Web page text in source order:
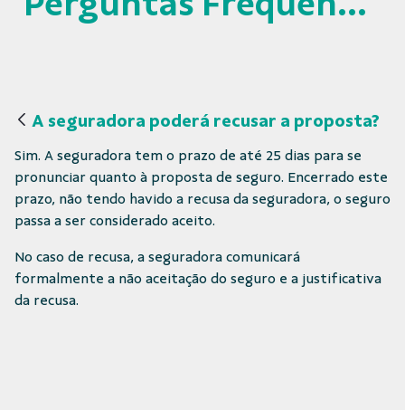
A seguradora poderá recusar a proposta?
Sim. A seguradora tem o prazo de até 25 dias para se
pronunciar quanto à proposta de seguro. Encerrado este
prazo, não tendo havido a recusa da seguradora, o seguro
passa a ser considerado aceito.
No caso de recusa, a seguradora comunicará
formalmente a não aceitação do seguro e a justificativa
da recusa.